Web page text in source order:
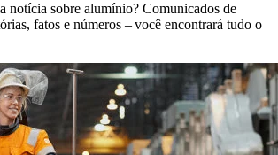
notícia sobre alumínio? Comunicados de
fatos e números – você encontrará tudo o